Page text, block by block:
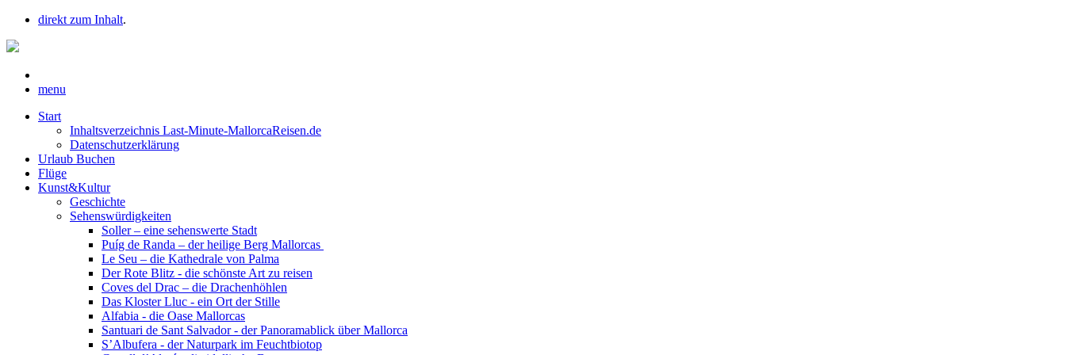
direkt zum Inhalt.
menu
Start
Inhaltsverzeichnis Last-Minute-MallorcaReisen.de
Datenschutzerklärung
Urlaub Buchen
Flüge
Kunst&Kultur
Geschichte
Sehenswürdigkeiten
Soller – eine sehenswerte Stadt
Puíg de Randa – der heilige Berg Mallorcas
Le Seu – die Kathedrale von Palma
Der Rote Blitz - die schönste Art zu reisen
Coves del Drac – die Drachenhöhlen
Das Kloster Lluc - ein Ort der Stille
Alfabia - die Oase Mallorcas
Santuari de Sant Salvador - der Panoramablick über Mallorca
S’Albufera - der Naturpark im Feuchtbiotop